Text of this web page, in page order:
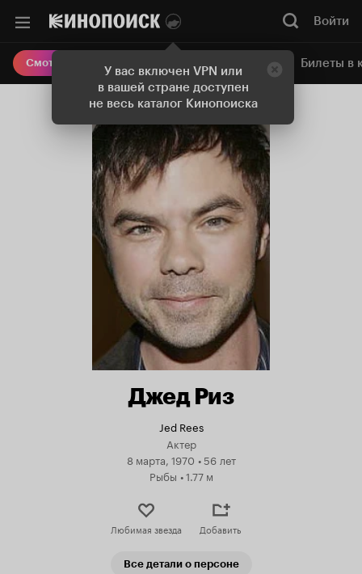
У вас включен VPN или
в вашей стране доступен
не весь каталог Кинопоиска
Войти
Смотреть кино Онлайн-кинотеатр Билеты в
Джед Риз
Jed Rees
Актер
8 марта, 1970 •56 лет
Рыбы •1.77 м
Любимая звезда Добавить
Все детали о персоне